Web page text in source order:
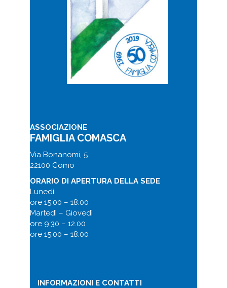
ASSOCIAZIONE
FAMIGLIA COMASCA
Via Bonanomi, 5
22100 Como
ORARIO DI APERTURA DELLA SEDE
Lunedì
ore 15.00 – 18.00
Martedì – Giovedì
ore 9.30 – 12.00
ore 15.00 – 18.00
INFORMAZIONI E CONTATTI